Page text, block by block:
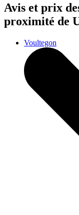
Avis et prix
proximité de
Voultegon